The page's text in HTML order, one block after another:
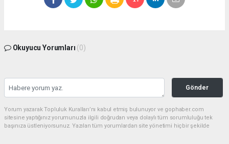
Okuyucu Yorumları (0)
Gönder
Yorum yazarak Topluluk Kuralları’nı kabul etmiş bulunuyor ve gophaber.com
sitesine yaptığınız yorumunuzla ilgili doğrudan veya dolaylı tüm sorumluluğu tek
başınıza üstleniyorsunuz. Yazılan tüm yorumlardan site yönetimi hiçbir şekilde